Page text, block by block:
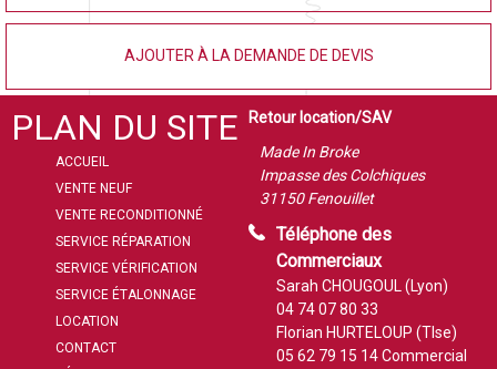
AJOUTER À LA DEMANDE DE DEVIS
PLAN DU SITE
ACCUEIL
VENTE NEUF
VENTE RECONDITIONNÉ
SERVICE RÉPARATION
SERVICE VÉRIFICATION
SERVICE ÉTALONNAGE
LOCATION
CONTACT
Retour location/SAV
Made In Broke
Impasse des Colchiques
31150 Fenouillet
Téléphone des
Commerciaux
Sarah CHOUGOUL (Lyon)
04 74 07 80 33
Florian HURTELOUP (Tlse)
05 62 79 15 14Commercial